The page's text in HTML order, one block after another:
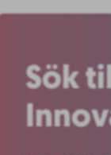
Sök